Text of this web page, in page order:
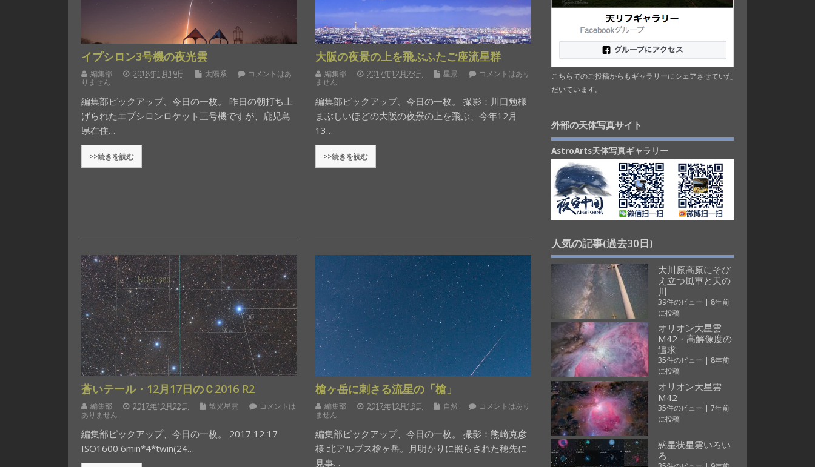
イプシロン3号機の夜光雲
編集部 2018年1月19日 太陽系
コメントはあ
りません
編集部ピックアップ、今日の一枚。 昨日の朝打ち上
げられたエプシロンロケット三号機ですが、鹿児島
県在住…
>>続きを読む
大阪の夜景の上を飛ぶふたご座流星群
編集部 2017年12月23日 星景
コメントはあり
ません
編集部ピックアップ、今日の一枚。 撮影：川口勉様
まぶしいほどの大阪の夜景の上を飛ぶ、今年12月
13…
>>続きを読む
蒼いテール・12月17日のＣ2016 R2
編集部 2017年12月22日 散光星雲
コメントは
ありません
編集部ピックアップ、今日の一枚。 2017 12 17
ISO1600 6min*4*twin(24…
槍ヶ岳に刺さる流星の「槍」
編集部 2017年12月18日 自然
コメントはあり
ません
編集部ピックアップ、今日の一枚。 撮影：熊崎克彦
様 北アルプス槍ヶ岳。月明かりに照らされた穂先に
見事…
こちらでのご投稿からもギャラリーにシェアさせていた
だいています。
外部の天体写真サイト
AstroArts天体写真ギャラリー
人気の記事(過去30日)
大川原高原にそび
え立つ風車と天の
川
39件のビュー | 8年前
に投稿
オリオン大星雲
M42・高解像度の
追求
35件のビュー | 8年前
に投稿
オリオン大星雲
M42
35件のビュー | 7年前
に投稿
惑星状星雲いろい
ろ